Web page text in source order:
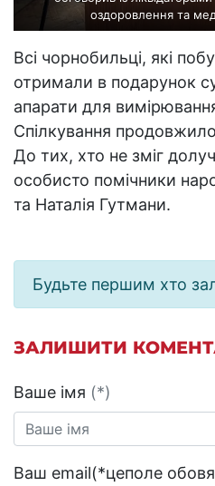
оздоровлення та
Всі чорнобильці, які
отримали в подарунок
апарати для
Спілкування
До тих, хто не зміг
особисто помічники
та Наталія Гутмани.
Будьте першим хто
ЗАЛИШИТИ
Ваше імя (*)
Ваш email(*цеполе